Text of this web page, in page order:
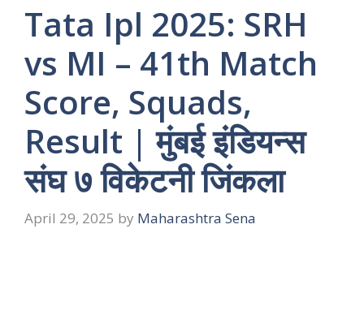
Tata Ipl 2025: SRH
vs MI – 41th Match
Score, Squads,
Result | मुंबई इंडियन्स
संघ ७ विकेटनी जिंकला
April 29, 2025 by Maharashtra Sena